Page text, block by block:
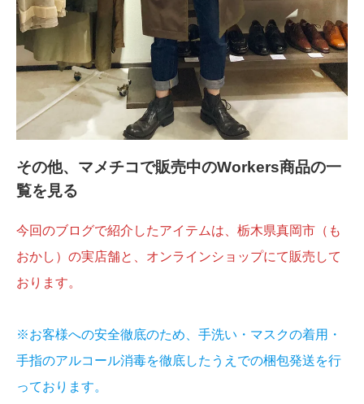
その他、マメチコで販売中のWorkers商品の一
覧を見る
今回のブログで紹介したアイテムは、栃木県真岡市（も
おかし）の実店舗と、オンラインショップにて販売して
おります。
※お客様への安全徹底のため、手洗い・マスクの着用・
手指のアルコール消毒を徹底したうえでの梱包発送を行
っております。